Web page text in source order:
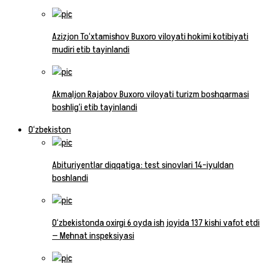
Azizjon To‘xtamishov Buxoro viloyati hokimi kotibiyati
mudiri etib tayinlandi
Akmaljon Rajabov Buxoro viloyati turizm boshqarmasi
boshlig‘i etib tayinlandi
O‘zbekiston
Abituriyentlar diqqatiga: test sinovlari 14-iyuldan
boshlandi
O‘zbekistonda oxirgi 6 oyda ish joyida 137 kishi vafot etdi
— Mehnat inspeksiyasi